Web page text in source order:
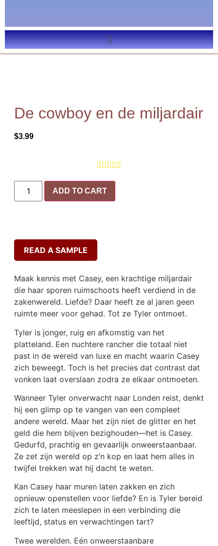
De cowboy en de miljardair
$3.99
    
ADD TO CART
READ A SAMPLE
Maak kennis met Casey, een krachtige miljardair
die haar sporen ruimschoots heeft verdiend in de
zakenwereld. Liefde? Daar heeft ze al jaren geen
ruimte meer voor gehad. Tot ze Tyler ontmoet.
Tyler is jonger, ruig en afkomstig van het
platteland. Een nuchtere rancher die totaal niet
past in de wereld van luxe en macht waarin Casey
zich beweegt. Toch is het precies dat contrast dat
vonken laat overslaan zodra ze elkaar ontmoeten.
Wanneer Tyler onverwacht naar Londen reist, denkt
hij een glimp op te vangen van een compleet
andere wereld. Maar het zijn niet de glitter en het
geld die hem blijven bezighouden—het is Casey.
Gedurfd, prachtig en gevaarlijk onweerstaanbaar.
Ze zet zijn wereld op z’n kop en laat hem alles in
twijfel trekken wat hij dacht te weten.
Kan Casey haar muren laten zakken en zich
opnieuw openstellen voor liefde? En is Tyler bereid
zich te laten meeslepen in een verbinding die
leeftijd, status en verwachtingen tart?
Twee werelden. Eén onweerstaanbare